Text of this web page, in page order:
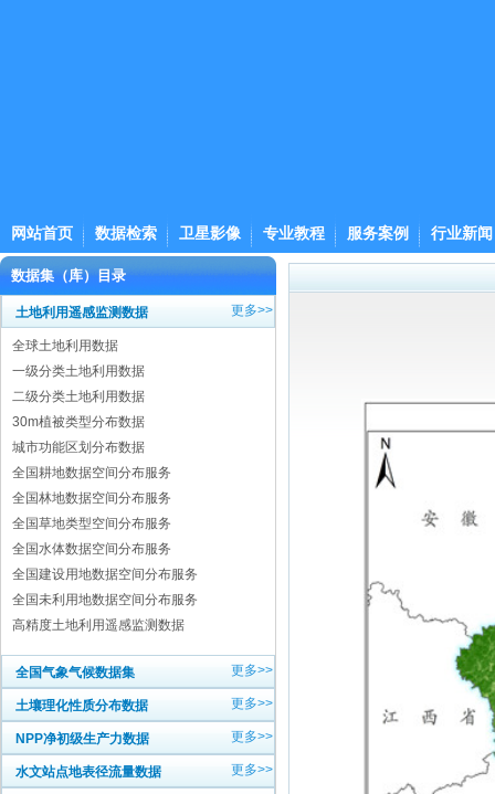
网站首页 数据检索 卫星影像 专业教程 服务案例 行业新闻
数据集（库）目录
土地利用遥感监测数据 更多>>
全球土地利用数据
一级分类土地利用数据
二级分类土地利用数据
30m植被类型分布数据
城市功能区划分布数据
全国耕地数据空间分布服务
全国林地数据空间分布服务
全国草地类型空间分布服务
全国水体数据空间分布服务
全国建设用地数据空间分布服务
全国未利用地数据空间分布服务
高精度土地利用遥感监测数据
全国气象气候数据集 更多>>
土壤理化性质分布数据 更多>>
NPP净初级生产力数据 更多>>
水文站点地表径流量数据 更多>>